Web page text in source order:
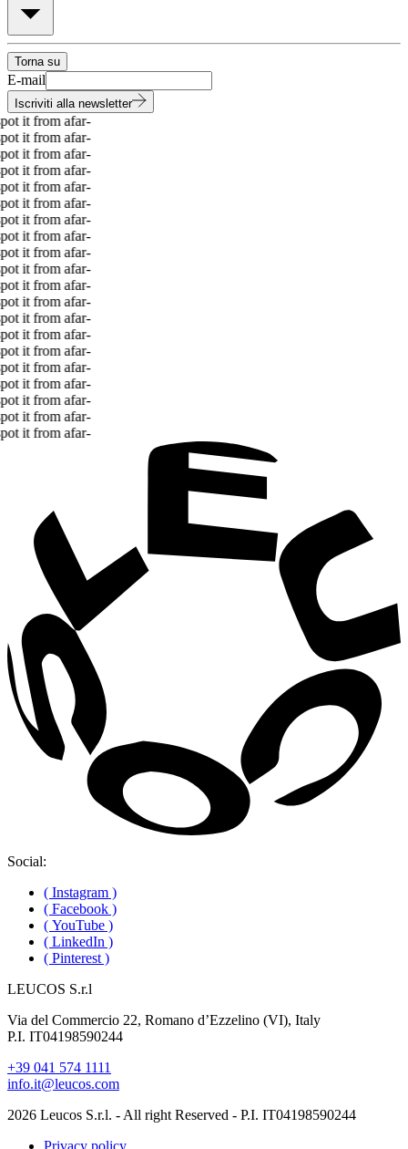
Torna su
E-mail
Iscriviti alla newsletter
it from afar-
it from afar-
it from afar-
it from afar-
it from afar-
it from afar-
it from afar-
it from afar-
it from afar-
it from afar-
it from afar-
it from afar-
it from afar-
it from afar-
it from afar-
it from afar-
it from afar-
it from afar-
it from afar-
it from afar-
Social:
( Instagram )
( Facebook )
( YouTube )
( LinkedIn )
( Pinterest )
LEUCOS S.r.l
Via del Commercio 22, Romano d’Ezzelino (VI), Italy
P.I. IT04198590244
+39 041 574 1111
info.it@leucos.com
2026 Leucos S.r.l. - All right Reserved - P.I. IT04198590244